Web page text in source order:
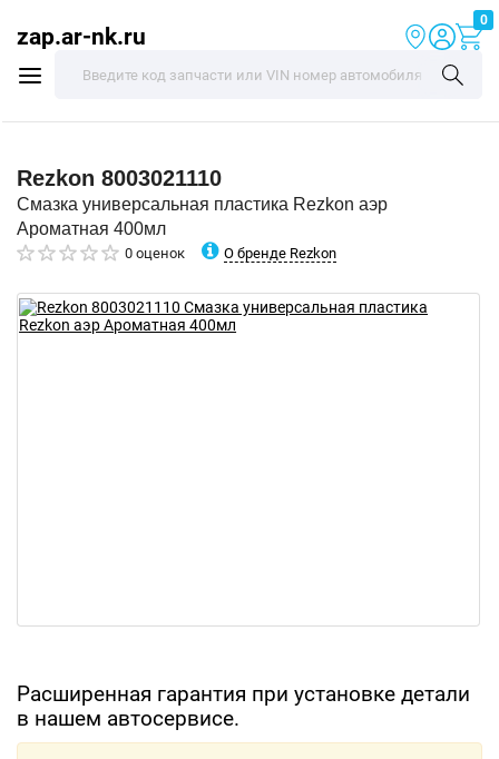
zap.ar-nk.ru
0
Rezkon 8003021110
Смазка универсальная пластика Rezkon аэр
Ароматная 400мл
0 оценок О бренде Rezkon
Расширенная гарантия при установке детали
в нашем автосервисе.